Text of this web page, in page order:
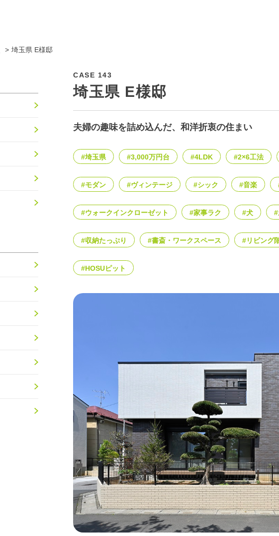
埼玉県 E様邸
CASE 143
埼玉県 E様邸
夫婦の趣味を詰め込んだ、和洋折衷の住まい
#埼玉県 #3,000万円台 #4LDK #2×6工法
#モダン #ヴィンテージ #シック #音楽
#ウォークインクローゼット #家事ラク #犬
#収納たっぷり #書斎・ワークスペース #リビング
#HOSUピット